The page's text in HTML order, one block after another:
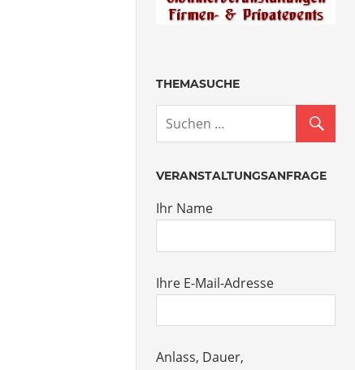
THEMASUCHE
VERANSTALTUNGSANFRAGE
Ihr Name
Ihre E-Mail-Adresse
Anlass, Dauer,